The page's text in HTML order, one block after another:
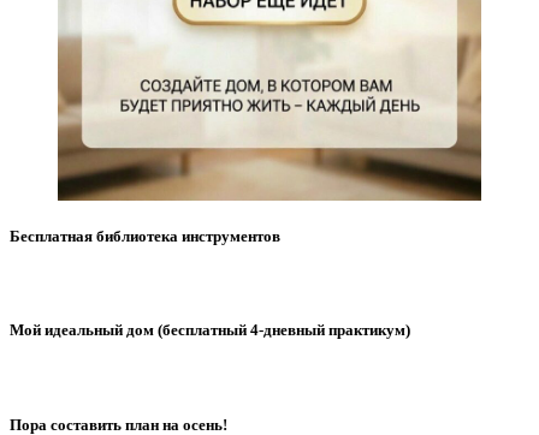
Бесплатная библиотека инструментов
Мой идеальный дом (бесплатный 4-дневный практикум)
Пора составить план на осень!